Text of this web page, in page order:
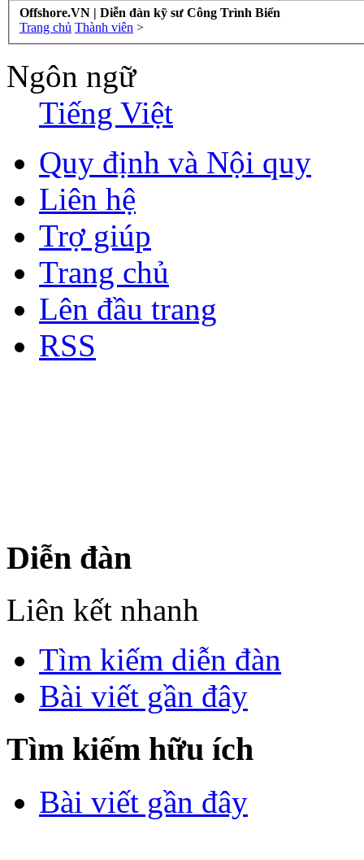
Offshore.VN | Diễn đàn kỹ sư Công Trình Biển
Trang chủ Thành viên >
Ngôn ngữ
Tiếng Việt
Quy định và Nội quy
Liên hệ
Trợ giúp
Trang chủ
Lên đầu trang
RSS
Diễn đàn
Liên kết nhanh
Tìm kiếm diễn đàn
Bài viết gần đây
Tìm kiếm hữu ích
Bài viết gần đây